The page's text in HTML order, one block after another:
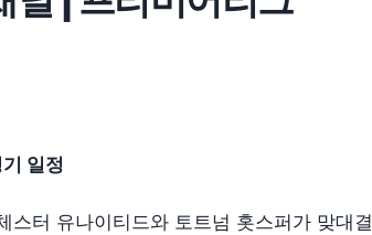
일정
터 유나이티드와 토트넘 홋스퍼가 맞대결